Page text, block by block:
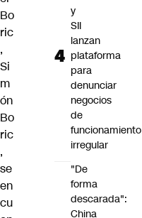
Bo
ric
,
Si
m
ón
Bo
ric
,
se
en
cu
y
SII
lanzan
plataforma
para
denunciar
negocios
de
funcionamiento
irregular
"De
forma
descarada":
China